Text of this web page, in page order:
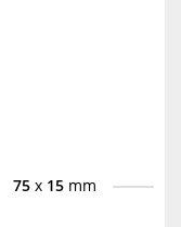
75x 15mm